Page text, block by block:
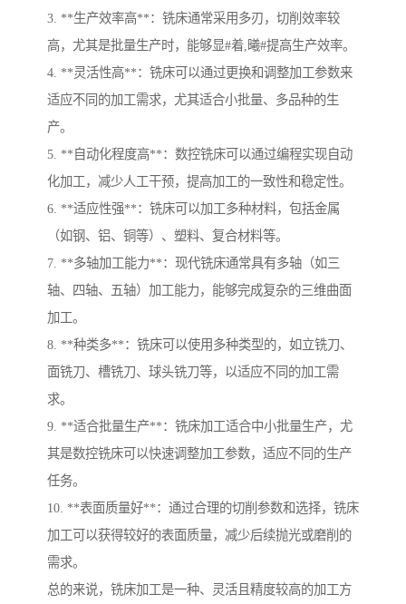
3. **生产效率高**：铣床通常采用多刃，切削效率较
高，尤其是批量生产时，能够显#着,曦#提高生产效率。
4. **灵活性高**：铣床可以通过更换和调整加工参数来
适应不同的加工需求，尤其适合小批量、多品种的生
产。
5. **自动化程度高**：数控铣床可以通过编程实现自动
化加工，减少人工干预，提高加工的一致性和稳定性。
6. **适应性强**：铣床可以加工多种材料，包括金属
（如钢、铝、铜等）、塑料、复合材料等。
7. **多轴加工能力**：现代铣床通常具有多轴（如三
轴、四轴、五轴）加工能力，能够完成复杂的三维曲面
加工。
8. **种类多**：铣床可以使用多种类型的，如立铣刀、
面铣刀、槽铣刀、球头铣刀等，以适应不同的加工需
求。
9. **适合批量生产**：铣床加工适合中小批量生产，尤
其是数控铣床可以快速调整加工参数，适应不同的生产
任务。
10. **表面质量好**：通过合理的切削参数和选择，铣床
加工可以获得较好的表面质量，减少后续抛光或磨削的
需求。
总的来说，铣床加工是一种、灵活且精度较高的加工方